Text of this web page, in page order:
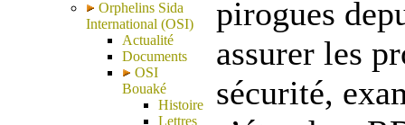
Orphelins Sida
International (OSI)
Actualité
Documents
OSI
Bouaké
Histoire
Lettres
pirogues
assurer les
sécurité,